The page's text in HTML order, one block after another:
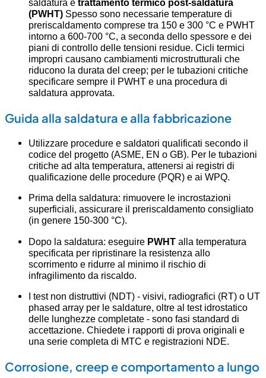
saldatura e trattamento termico post-saldatura
(PWHT) Spesso sono necessarie temperature di
preriscaldamento comprese tra 150 e 300 °C e PWHT
intorno a 600-700 °C, a seconda dello spessore e dei
piani di controllo delle tensioni residue. Cicli termici
impropri causano cambiamenti microstrutturali che
riducono la durata del creep; per le tubazioni critiche
specificare sempre il PWHT e una procedura di
saldatura approvata.
Guida alla saldatura e alla fabbricazione
Utilizzare procedure e saldatori qualificati secondo il
codice del progetto (ASME, EN o GB). Per le tubazioni
critiche ad alta temperatura, attenersi ai registri di
qualificazione delle procedure (PQR) e ai WPQ.
Prima della saldatura: rimuovere le incrostazioni
superficiali, assicurare il preriscaldamento consigliato
(in genere 150-300 °C).
Dopo la saldatura: eseguire PWHT alla temperatura
specificata per ripristinare la resistenza allo
scorrimento e ridurre al minimo il rischio di
infragilimento da riscaldo.
I test non distruttivi (NDT) - visivi, radiografici (RT) o UT
phased array per le saldature, oltre al test idrostatico
delle lunghezze completate - sono fasi standard di
accettazione. Chiedete i rapporti di prova originali e
una serie completa di MTC e registrazioni NDE.
Corrosione, creep e comportamento a lungo